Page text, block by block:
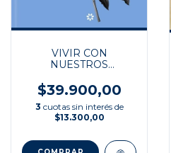
VIVIR CON
NUESTROS
$39.900,00
3 cuotas sin interés de
$13.300,00